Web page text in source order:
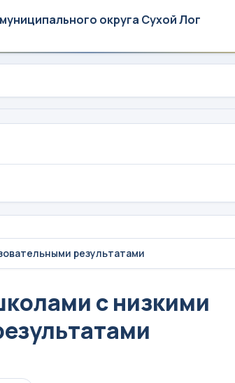
округа Сухой Лог
результатами
с низкими